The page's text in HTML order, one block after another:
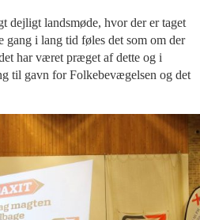
dejligt landsmøde, hvor der er taget
gang i lang tid føles det som om der
har været præget af dette og i
til gavn for Folkebevægelsen og det